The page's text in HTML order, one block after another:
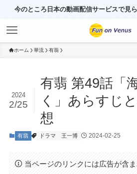
今のところ日本の動画配信サービスで見
ホーム 華流 有翡
有翡 第49話「
く」あらすじ
想
2024
2/25
有翡 ドラマ 王一博 2024-02-25
当ページのリンクには広告が含ま